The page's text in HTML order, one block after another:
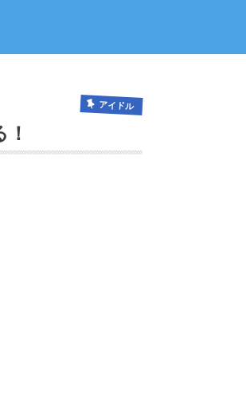
アイドル